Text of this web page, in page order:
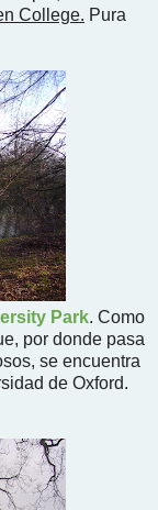
College. Pura
Park. Como
por donde pasa
se encuentra
de Oxford.